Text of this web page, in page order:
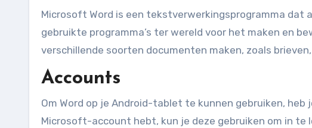
Microsoft Word is een tekstverwerkingsprogramma dat
gebruikte programma’s ter wereld voor het maken en
verschillende soorten documenten maken, zoals
Accounts
Om Word op je Android-tablet te kunnen gebruiken,
Microsoft-account hebt, kun je deze gebruiken om in te